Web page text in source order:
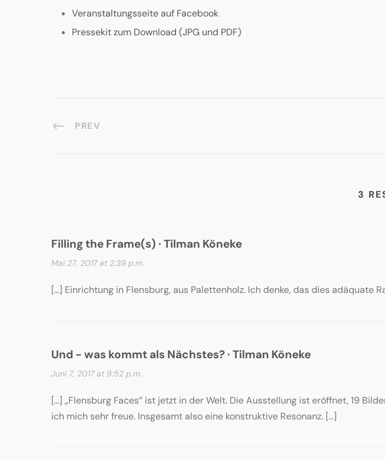
Veranstaltungsseite auf Facebook
Pressekit zum Download (JPG und PDF)
PREV
3
Filling the Frame(s) · Tilman Köneke
Mai 27, 2017 at 2:39 p.m.
[…] Einrichtung in Flensburg, aus Palettenholz. Ich denke, das dies adäquate
Und - was kommt als Nächstes? · Tilman Köneke
Juni 7, 2017 at 9:52 p.m.
[…] „Flensburg Faces“ ist jetzt in der Welt. Die Ausstellung ist eröffnet, 19
ich mich sehr freue. Insgesamt also eine konstruktive Resonanz. […]